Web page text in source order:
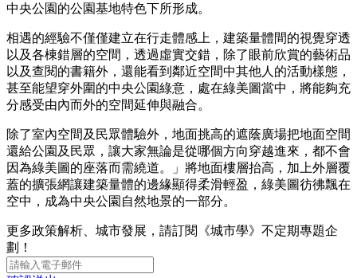
中央公園的公園基地特色下所形成。
相遇的經驗不僅僅建立在行走體感上，建築量體間的視覺穿透
以及各棟錯層的空間，透過虛實交錯，除了眼前欣賞的藝術品
以及查閱的書籍外，還能看到鄰近空間中其他人的活動樣態，
甚至能望穿外圍的中央公園綠意，處在綠美圖當中，將能夠充
分感受由內而外的空間延伸與融合。
除了室內空間及民眾體驗外，地面挑高的遮蔭廣場把地面空間
還給公園及民眾，讓大家無論是從哪個方向穿越進來，都不會
因為綠美圖的座落而需繞道。」將地面樓層抬高，加上外層覆
蓋的擴張網讓建築量體的邊緣顯得柔滑輕盈，綠美圖彷彿飄在
空中，成為中央公園自然地景的一部分。
更多政策解析、城市發展，請訂閱《城市學》不定期專題企
劃！